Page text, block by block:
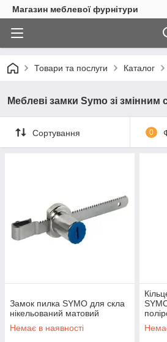
Магазин меблевої фурнітури
Товари та послуги Каталог
Меблеві замки Symo зі змінним
Сортування 0
Замок пилка SYMO для скла
нікельований матовий
Немає в наявності